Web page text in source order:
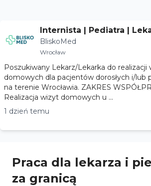
Internista | Pediatra |
- Wrocław
BliskoMed
Wrocław
Poszukiwany Lekarz/Lekarka do realizacji
domowych dla pacjentów dorosłych i/lub
na terenie Wrocławia. ZAKRES WSPÓŁPRACY *
Realizacja wizyt domowych u ...
1 dzień temu
Praca dla lekarza i
za granicą